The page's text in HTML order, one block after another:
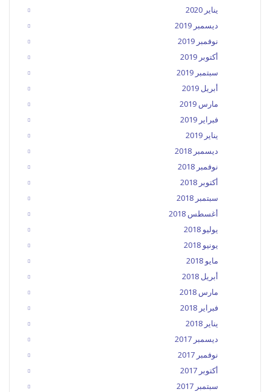
يناير 2020
ديسمبر 2019
نوفمبر 2019
أكتوبر 2019
سبتمبر 2019
أبريل 2019
مارس 2019
فبراير 2019
يناير 2019
ديسمبر 2018
نوفمبر 2018
أكتوبر 2018
سبتمبر 2018
أغسطس 2018
يوليو 2018
يونيو 2018
مايو 2018
أبريل 2018
مارس 2018
فبراير 2018
يناير 2018
ديسمبر 2017
نوفمبر 2017
أكتوبر 2017
سبتمبر 2017